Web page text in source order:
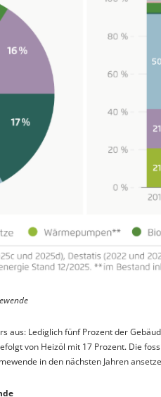
aus: Lediglich fünf Prozent der
von Heizöl mit 17 Prozent. Die
in den nächsten Jahren